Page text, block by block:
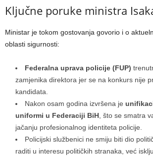
Ključne poruke ministra
Ministar je tokom gostovanja govorio i o
oblasti sigurnosti:
Federalna uprava policije (FUP)
zamjenika direktora jer se na konkurs nije
kandidata.
Nakon osam godina izvršena je
uniformi u Federaciji BiH , što se smatra
jačanju profesionalnog identiteta policije.
Policijski službenici ne smiju biti dio
raditi u interesu političkih stranaka, već